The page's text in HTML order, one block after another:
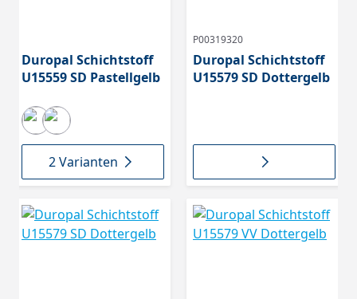
Duropal Schichtstoff
U15559 SD Pastellgelb
2 Varianten
P00319320
Duropal Schichtstoff
U15579 SD Dottergelb